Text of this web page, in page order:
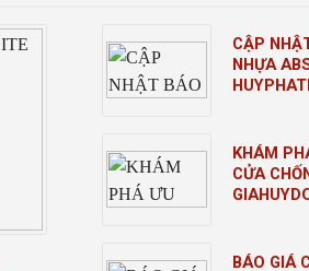
CẬP
NHỰA
KHÁM
CỬA
BÁO GIÁ